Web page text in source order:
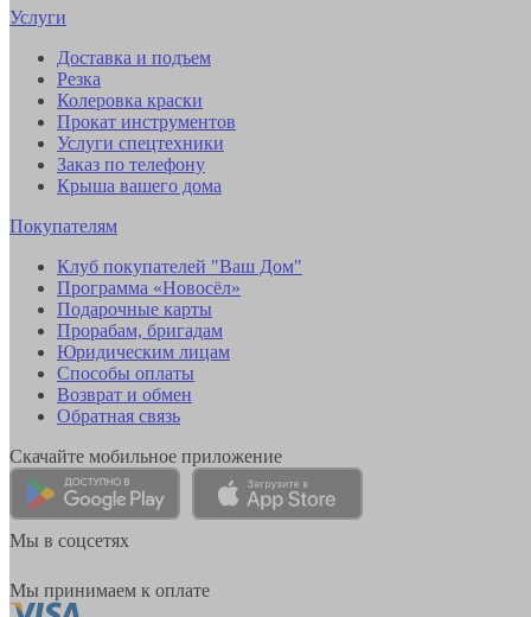
Услуги
Доставка и подъем
Резка
Колеровка краски
Прокат инструментов
Услуги спецтехники
Заказ по телефону
Крыша вашего дома
Покупателям
Клуб покупателей "Ваш Дом"
Программа «Новосёл»
Подарочные карты
Прорабам, бригадам
Юридическим лицам
Способы оплаты
Возврат и обмен
Обратная связь
Скачайте мобильное приложение
Мы в соцсетях
Мы принимаем к оплате